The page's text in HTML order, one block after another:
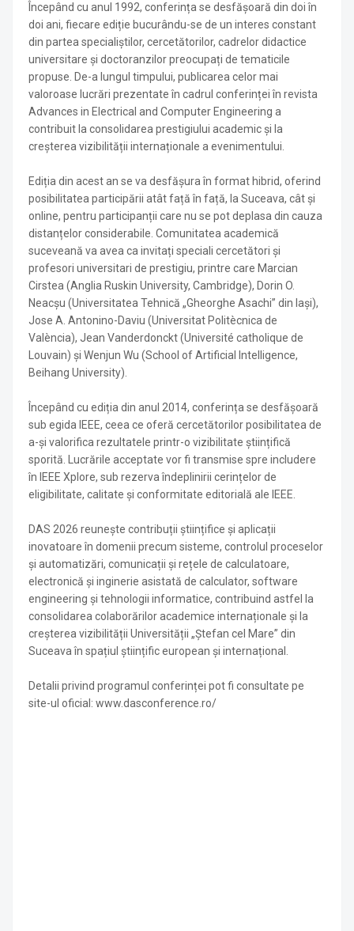
Începând cu anul 1992, conferința se desfășoară din doi în
doi ani, fiecare ediție bucurându-se de un interes constant
din partea specialiștilor, cercetătorilor, cadrelor didactice
universitare și doctoranzilor preocupați de tematicile
propuse. De-a lungul timpului, publicarea celor mai
valoroase lucrări prezentate în cadrul conferinței în revista
Advances in Electrical and Computer Engineering a
contribuit la consolidarea prestigiului academic și la
creșterea vizibilității internaționale a evenimentului.
Ediția din acest an se va desfășura în format hibrid, oferind
posibilitatea participării atât față în față, la Suceava, cât și
online, pentru participanții care nu se pot deplasa din cauza
distanțelor considerabile. Comunitatea academică
suceveană va avea ca invitați speciali cercetători și
profesori universitari de prestigiu, printre care Marcian
Cirstea (Anglia Ruskin University, Cambridge), Dorin O.
Neacșu (Universitatea Tehnică „Gheorghe Asachi” din Iași),
Jose A. Antonino-Daviu (Universitat Politècnica de
València), Jean Vanderdonckt (Université catholique de
Louvain) și Wenjun Wu (School of Artificial Intelligence,
Beihang University).
Începând cu ediția din anul 2014, conferința se desfășoară
sub egida IEEE, ceea ce oferă cercetătorilor posibilitatea de
a-și valorifica rezultatele printr-o vizibilitate științifică
sporită. Lucrările acceptate vor fi transmise spre includere
în IEEE Xplore, sub rezerva îndeplinirii cerințelor de
eligibilitate, calitate și conformitate editorială ale IEEE.
DAS 2026 reunește contribuții științifice și aplicații
inovatoare în domenii precum sisteme, controlul proceselor
și automatizări, comunicații și rețele de calculatoare,
electronică și inginerie asistată de calculator, software
engineering și tehnologii informatice, contribuind astfel la
consolidarea colaborărilor academice internaționale și la
creșterea vizibilității Universității „Ștefan cel Mare” din
Suceava în spațiul științific european și internațional.
Detalii privind programul conferinței pot fi consultate pe
site-ul oficial: www.dasconference.ro/